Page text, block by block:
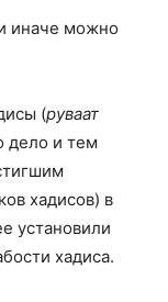
иначе можно
(руваат
дело и тем
хадисов) в
установили
хадиса.